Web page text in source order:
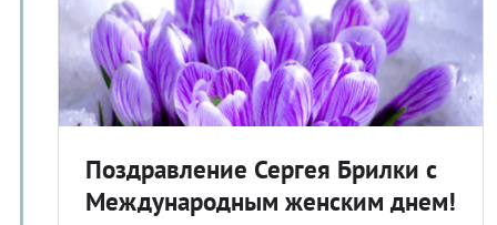
Поздравление Сергея Брилки с
Международным женским днем!